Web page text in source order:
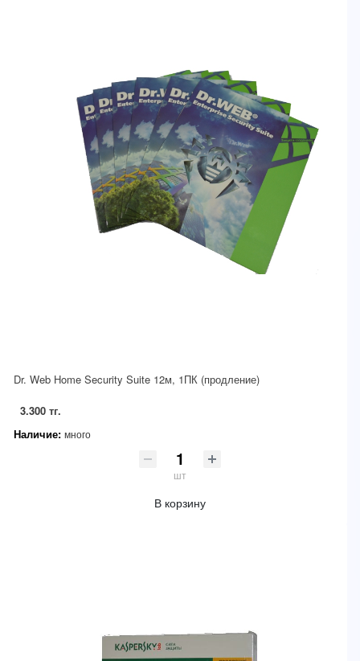
Dr. Web Home Security Suite 12м, 1ПК (продление)
3.300 тг.
Наличие: много
шт
В корзину